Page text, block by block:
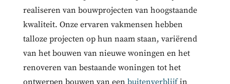
realiseren van bouwprojecten van hoogstaande
kwaliteit. Onze ervaren vakmensen hebben
talloze projecten op hun naam staan, variërend
van het bouwen van nieuwe woningen en het
renoveren van bestaande woningen tot het
ontwerpen bouwen van een buitenverblijfin